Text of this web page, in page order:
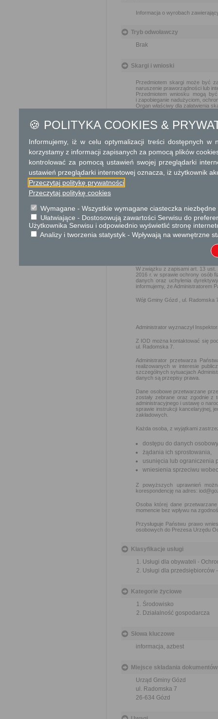
Informacja o wyrobach
Tryb odwoławczy
Brak
Skargi i wnioski
Przedmiotem skargi może być
naruszenie praworządności lub
Przedmiotem wniosku mogą
i zapobieganie nadużyciom,
Organ właściwy dla załatwienia
Podstawa prawna
Ustawa z dnia 27
Rozporządzenie
wyrobów
wykorzystywane
Rozporządzenie
Ochrona danych osobowych
KLAUZULA
W związku z zapisami art. 13 ust.
2016 r. w sprawie ochrony osób
danych oraz uchylenia
informujemy, że Administratorem
Wójt Gminy Gózd , ul. Radomska
Administrator wyznaczył
Z IOD można kontaktować się
ul. Radomska 7.
Administrator przetwarza
realizowanych w interesie
szczególnych sytuacjach
danych są przepisy prawa.
Dane osobowe przetwarzane
zostały zebrane oraz zgodnie z
administracyjnego i ustawę o
sprawie instrukcji kancelaryjnej,
zakładowych.
Każda osoba, z wyjątkami
dostępu do danych
żądania ich sprostowania,
usunięcia lub ograniczenia
wniesienia sprzeciwu
Z powyższych uprawnień
korespondencję na adres:
Osoba której dane
momencie bez wpływu na
Przysługuje Państwu prawo
osobowych do Prezesa Urzędu
Klasyfikacje usługi
Usługi dla obywateli -
Usługi dla
Kategorie życiowe
Środowisko
Działalność gospodarcza
Słowa kluczowe
informacja, azbest
Miejsce składania dokumentów
Urząd Gminy Gózd
ul. Radomska 7
26-634 Gózd
🍪 POLITYKA COOKIES &
Informujemy, iż w celu optymalizacji treści dostępnych w
korzystamy z informacji zapisanych za pomocą plików
kontrolować za pomocą ustawień swojej przeglądarki
ustawień przeglądarki internetowej oznacza, iż użytkownik
Przeczytaj politykę prywatności
Przeczytaj politykę cookies
Wymagane - Wszystkie wymagane ciasteczka
Ułatwiające - Dostosowują zawartości Serwisu do
Użytkownika Serwisu i odpowiednio wyświetlić stronę
Analizy i tworzenia statystyk - Wpływają na wewnętrzne